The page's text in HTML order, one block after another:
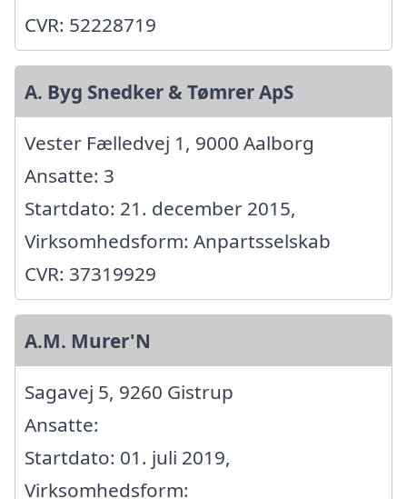
CVR: 52228719
A. Byg Snedker & Tømrer ApS
Vester Fælledvej 1, 9000 Aalborg
Ansatte: 3
Startdato: 21. december 2015,
Virksomhedsform: Anpartsselskab
CVR: 37319929
A.M. Murer'N
Sagavej 5, 9260 Gistrup
Ansatte:
Startdato: 01. juli 2019,
Virksomhedsform: